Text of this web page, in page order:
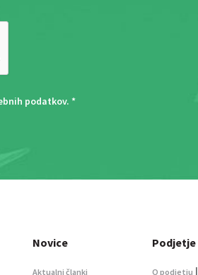
podatkov. *
Novice
Aktualni članki
Podjetje
O podjetju |